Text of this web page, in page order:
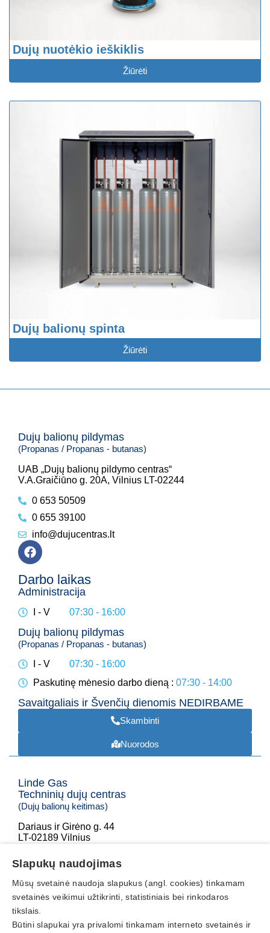
Dujų nuotėkio ieškiklis
Žiūrėti
Dujų balionų spinta
Žiūrėti
Dujų balionų pildymas
(Propanas / Propanas - butanas)
UAB „Dujų balionų pildymo centras“
V.A.Graičiūno g. 20A, Vilnius LT-02244
0 653 50509
0 655 39100
info@dujucentras.lt
Darbo laikas
Administracija
I - V 07:30 - 16:00
Dujų balionų pildymas
(Propanas / Propanas - butanas)
I - V
07:30 - 16:00
Paskutinę mėnesio darbo dieną
07:30 - 14:00
Savaitgaliais ir Švenčių dienomis NEDIRBAME
Skambinti
Nuorodos
Linde Gas
Techninių dujų centras
(Dujų balionų keitimas)
Dariaus ir Girėno g. 44
LT-02189 Vilnius
+370 605 26996
Darbo laikas
I - V
Slapukų naudojimas
Mūsų svetainė naudoja slapukus (angl. cookies) tinkamam
svetainės veikimui užtikrinti, statistiniais bei rinkodaros
tikslais.
Būtini slapukai yra privalomi tinkamam interneto svetainės ir